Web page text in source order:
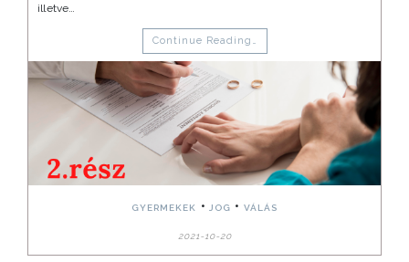
illetve…
Continue Reading…
GYERMEKEK • JOG • VÁLÁS
2021-10-20